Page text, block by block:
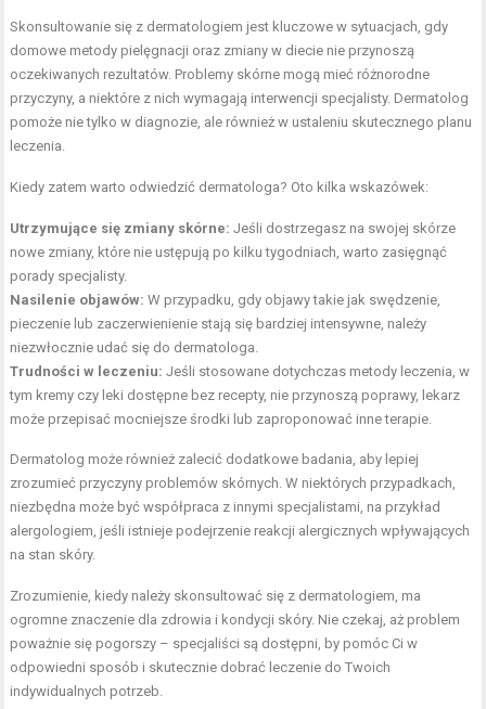
Skonsultowanie się z dermatologiem jest kluczowe w sytuacjach, gdy
domowe metody pielęgnacji oraz zmiany w diecie nie przynoszą
oczekiwanych rezultatów. Problemy skórne mogą mieć różnorodne
przyczyny, a niektóre z nich wymagają interwencji specjalisty. Dermatolog
pomoże nie tylko w diagnozie, ale również w ustaleniu skutecznego planu
leczenia.
Kiedy zatem warto odwiedzić dermatologa? Oto kilka wskazówek:
Utrzymujące się zmiany skórne: Jeśli dostrzegasz na swojej skórze
nowe zmiany, które nie ustępują po kilku tygodniach, warto zasięgnąć
porady specjalisty.
Nasilenie objawów: W przypadku, gdy objawy takie jak swędzenie,
pieczenie lub zaczerwienienie stają się bardziej intensywne, należy
niezwłocznie udać się do dermatologa.
Trudności w leczeniu: Jeśli stosowane dotychczas metody leczenia, w
tym kremy czy leki dostępne bez recepty, nie przynoszą poprawy, lekarz
może przepisać mocniejsze środki lub zaproponować inne terapie.
Dermatolog może również zalecić dodatkowe badania, aby lepiej
zrozumieć przyczyny problemów skórnych. W niektórych przypadkach,
niezbędna może być współpraca z innymi specjalistami, na przykład
alergologiem, jeśli istnieje podejrzenie reakcji alergicznych wpływających
na stan skóry.
Zrozumienie, kiedy należy skonsultować się z dermatologiem, ma
ogromne znaczenie dla zdrowia i kondycji skóry. Nie czekaj, aż problem
poważnie się pogorszy – specjaliści są dostępni, by pomóc Ci w
odpowiedni sposób i skutecznie dobrać leczenie do Twoich
indywidualnych potrzeb.